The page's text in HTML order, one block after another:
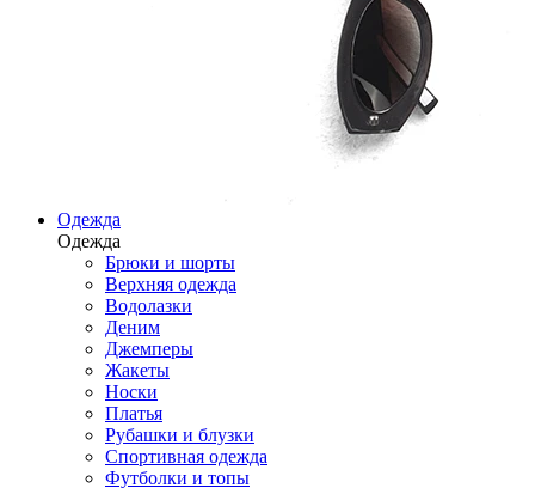
Одежда
Одежда
Брюки и шорты
Верхняя одежда
Водолазки
Деним
Джемперы
Жакеты
Носки
Платья
Рубашки и блузки
Спортивная одежда
Футболки и топы